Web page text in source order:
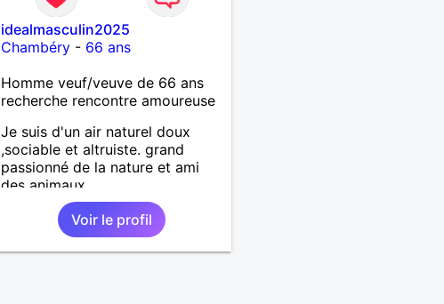
idealmasculin2025
Chambéry - 66 ans
Homme veuf/veuve de 66 ans
recherche rencontre amoureuse
Je suis d'un air naturel doux
,sociable et altruiste. grand
passionné de la nature et ami
des animaux.
Voir le profil